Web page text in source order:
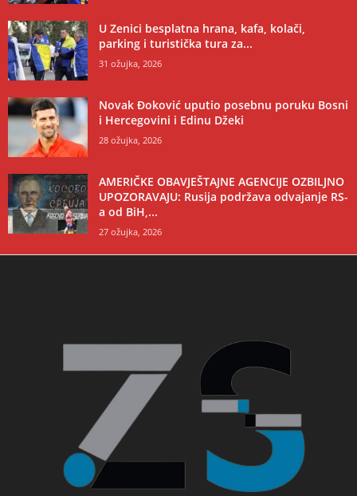
U Zenici besplatna hrana, kafa, kolači,
parking i turistička tura za...
31 ožujka, 2026
Novak Đoković uputio posebnu poruku Bosni
i Hercegovini i Edinu Džeki
28 ožujka, 2026
AMERIČKE OBAVJEŠTAJNE AGENCIJE OZBILJNO
UPOZORAVAJU: Rusija podržava odvajanje RS-
a od BiH,...
27 ožujka, 2026